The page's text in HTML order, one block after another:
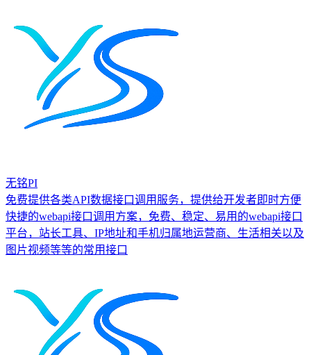
无铭PI
免费提供各类API数据接口调用服务，提供给开发者即时方便
快捷的webapi接口调用方案，免费、稳定、易用的webapi接口
平台，站长工具、IP地址和手机归属地运营商、生活相关以及
图片视频等等的常用接口